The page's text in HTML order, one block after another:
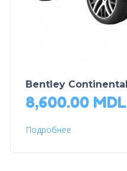
Bentley Continental
8,600.00 MDL
Подробнее